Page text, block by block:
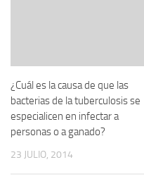
¿Cuál es la causa de que las
bacterias de la tuberculosis se
especialicen en infectar a
personas o a ganado?
23 JULIO, 2014